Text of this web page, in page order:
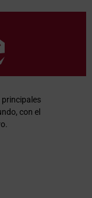
principales
con el